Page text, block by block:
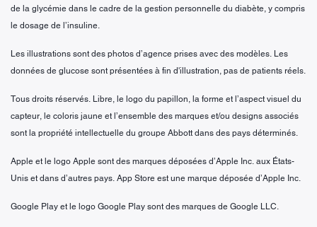
de la glycémie dans le cadre de la gestion personnelle du diabète, y compris
le dosage de l’insuline.
Les illustrations sont des photos d’agence prises avec des modèles. Les
données de glucose sont présentées à fin d'illustration, pas de patients réels.
Tous droits réservés. Libre, le logo du papillon, la forme et l’aspect visuel du
capteur, le coloris jaune et l’ensemble des marques et/ou designs associés
sont la propriété intellectuelle du groupe Abbott dans des pays déterminés.
Apple et le logo Apple sont des marques déposées d’Apple Inc. aux États-
Unis et dans d’autres pays. App Store est une marque déposée d’Apple Inc.
Google Play et le logo Google Play sont des marques de Google LLC.